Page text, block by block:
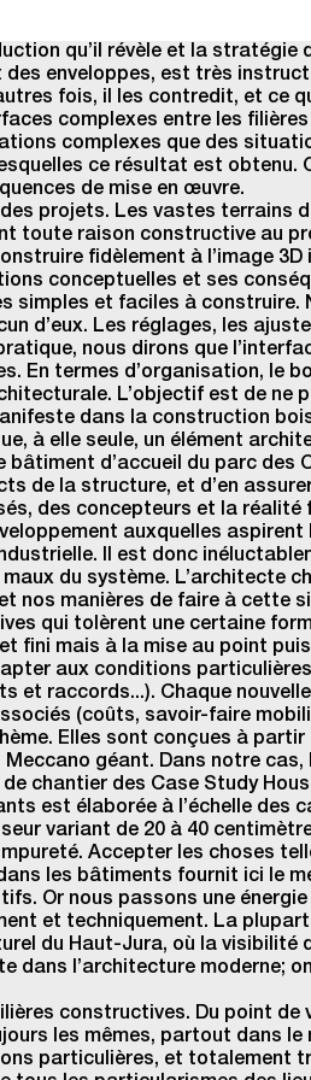
qu’il révèle et la stratégie
enveloppes, est très
fois, il les contredit, et ce
complexes entre les
complexes que des
ce résultat est obtenu.
de mise en œuvre.
projets. Les vastes terrains
toute raison constructive au
fidèlement à l’image
conceptuelles et ses
simples et faciles à construire.
d’eux. Les réglages, les
nous dirons que
En termes d’organisation, le
L’objectif est de ne
dans la construction
à elle seule, un élément
d’accueil du parc des
de la structure, et d’en
des concepteurs et la
auxquelles
Il est donc
du système. L’architecte
nos manières de faire à cette
qui tolèrent une certaine
fini mais à la mise au point
aux conditions
raccords...). Chaque
(coûts, savoir-faire
Elles sont conçues à
géant. Dans notre
chantier des Case Study
est élaborée à l’échelle des
variant de 20 à 40
Accepter les choses
les bâtiments fournit ici le
Or nous passons une
et techniquement. La
du Haut-Jura, où la
l’architecture moderne;
constructives. Du point
les mêmes, partout dans le
particulières, et totalement